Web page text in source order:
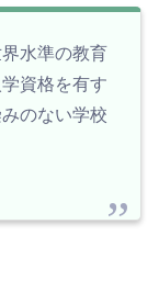
水準の教育
資格を有す
のない学校